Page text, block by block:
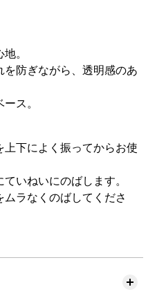
。
防ぎながら、透明感のあ
ス。
上下によく振ってからお使
いねいにのばします。
ラなくのばしてくださ